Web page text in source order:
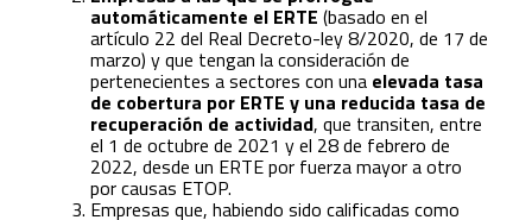
automáticamente el ERTE (basado en el
artículo 22 del Real Decreto-ley 8/2020, de 17 de
marzo) y que tengan la consideración de
pertenecientes a sectores con una elevada tasa
de cobertura por ERTE y una reducida tasa de
recuperación de actividad, que transiten, entre
el 1 de octubre de 2021 y el 28 de febrero de
2022, desde un ERTE por fuerza mayor a otro
por causas ETOP.
Empresas que, habiendo sido calificadas como